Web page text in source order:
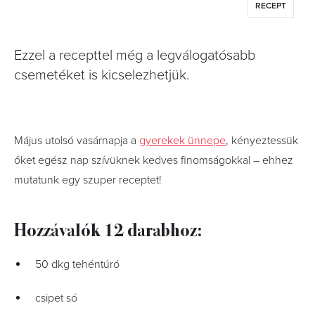
RECEPT
Ezzel a recepttel még a legválogatósabb
csemetéket is kicselezhetjük.
Május utolsó vasárnapja a gyerekek ünnepe, kényeztessük
őket egész nap szívüknek kedves finomságokkal – ehhez
mutatunk egy szuper receptet!
Hozzávalók 12 darabhoz:
50 dkg tehéntúró
csipet só